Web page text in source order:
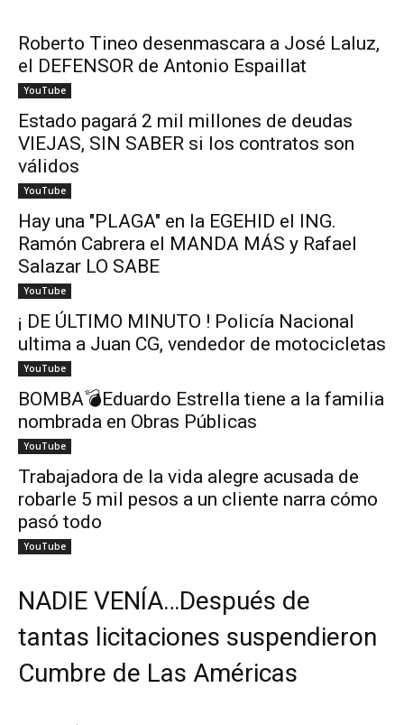
Roberto Tineo desenmascara a José Laluz,
el DEFENSOR de Antonio Espaillat
YouTube
Estado pagará 2 mil millones de deudas
VIEJAS, SIN SABER si los contratos son
válidos
YouTube
Hay una "PLAGA" en la EGEHID el ING.
Ramón Cabrera el MANDA MÁS y Rafael
Salazar LO SABE
YouTube
¡ DE ÚLTIMO MINUTO ! Policía Nacional
ultima a Juan CG, vendedor de motocicletas
YouTube
BOMBA💣Eduardo Estrella tiene a la familia
nombrada en Obras Públicas
YouTube
Trabajadora de la vida alegre acusada de
robarle 5 mil pesos a un cliente narra cómo
pasó todo
YouTube
NADIE VENÍA…Después de
tantas licitaciones suspendieron
Cumbre de Las Américas